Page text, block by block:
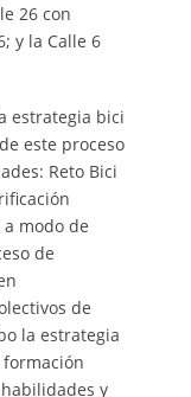
26 con
y la Calle 6
estrategia bici
este proceso
Reto Bici
modo de
de
de
la estrategia
y